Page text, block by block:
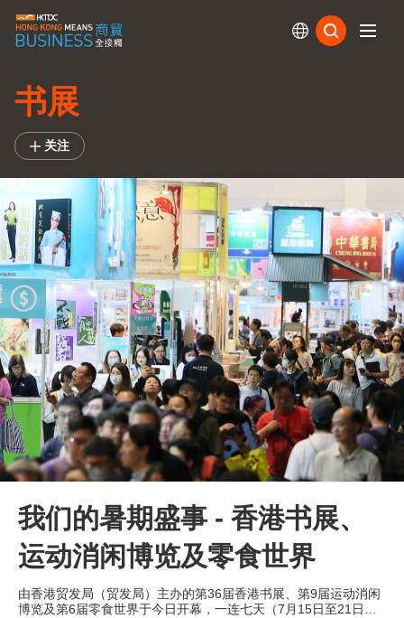
书展
关注
我们的暑期盛事 - 香港书展、
运动消闲博览及零食世界
由香港贸发局（贸发局）主办的第36届香港书展、第9届运动消闲
博览及第6届零食世界于今日开幕，一连七天（7月15日至21日）